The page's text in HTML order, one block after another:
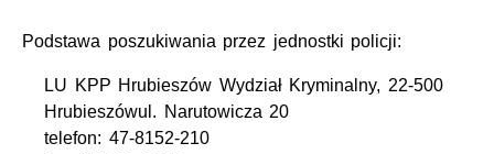
Podstawa poszukiwania przez jednostki policji:
LU KPP Hrubieszów Wydział Kryminalny, 22-500
Hrubieszówul. Narutowicza 20
telefon: 47-8152-210